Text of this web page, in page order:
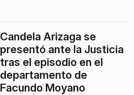
Candela Arizaga se
presentó ante la Justicia
tras el episodio en el
departamento de
Facundo Moyano